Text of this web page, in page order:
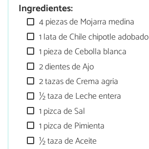
Ingredientes:
4 piezas de Mojarra medina
1 lata de Chile chipotle adobado
1 pieza de Cebolla blanca
2 dientes de Ajo
2 tazas de Crema agria
½ taza de Leche entera
1 pizca de Sal
1 pizca de Pimienta
½ taza de Aceite